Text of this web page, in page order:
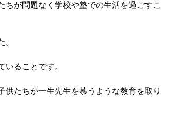
が問題なく学校や塾での生活を過ごすこ
ることです。
たちが一生先生を慕うような教育を取り